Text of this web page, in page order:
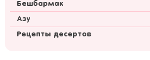
Бешбармак
Азу
Рецепты десертов